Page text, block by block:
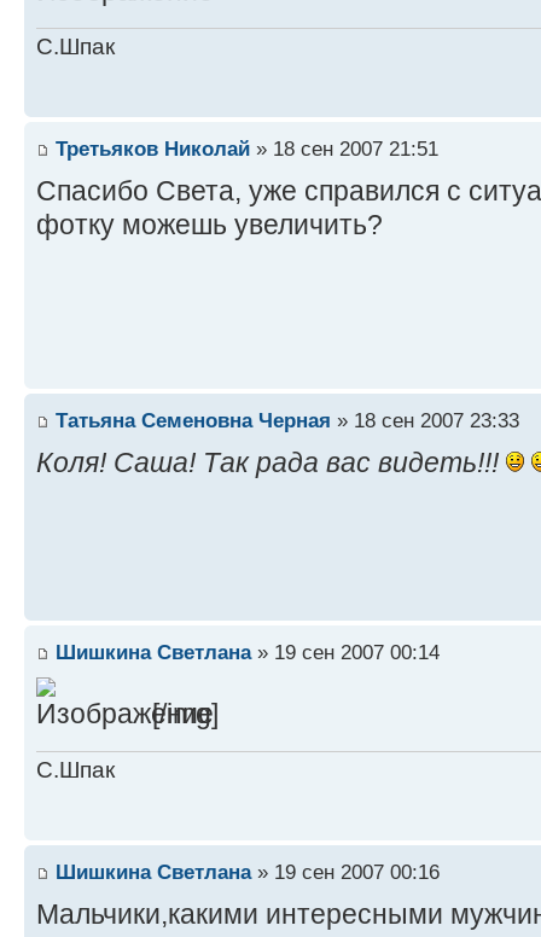
С.Шпак
Третьяков Николай » 18 сен 2007 21:51
Спасибо Света, уже справился с
фотку можешь увеличить?
Татьяна Семеновна Черная » 18 сен 2007 23:33
Коля! Саша! Так рада вас видеть!!!
Шишкина Светлана» 19 сен 2007 00:14
[/img]
С.Шпак
Шишкина Светлана» 19 сен 2007 00:16
Мальчики,какими интересными